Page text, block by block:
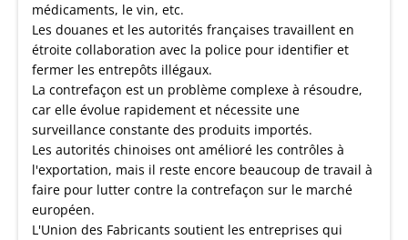
médicaments, le vin, etc.
Les douanes et les autorités françaises travaillent en
étroite collaboration avec la police pour identifier et
fermer les entrepôts illégaux.
La contrefaçon est un problème complexe à résoudre,
car elle évolue rapidement et nécessite une
surveillance constante des produits importés.
Les autorités chinoises ont amélioré les contrôles à
l'exportation, mais il reste encore beaucoup de travail à
faire pour lutter contre la contrefaçon sur le marché
européen.
L'Union des Fabricants soutient les entreprises qui